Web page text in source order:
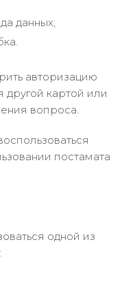
данных;
авторизацию
другой картой или
вопроса.
постамата
одной из